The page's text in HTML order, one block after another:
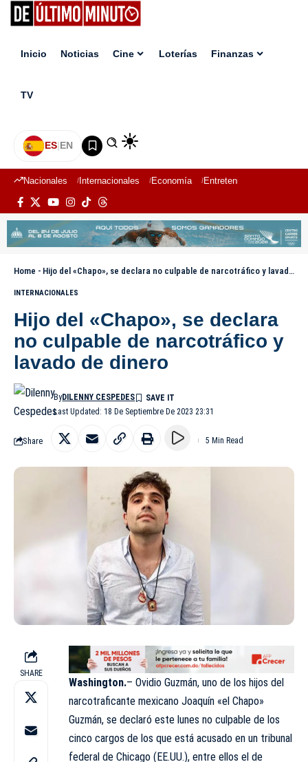
Inicio Noticias Cine Loterías Finanzas
TV
ES|EN
Nacionales Internacionales Economía Entretenimiento
Home - Hijo del «Chapo», se declara no culpable de narcotráfico y lavado de dinero
INTERNACIONALES
Hijo del «Chapo», se declara
no culpable de narcotráfico y
lavado de dinero
Last Updated: 18 De Septiembre De 2023 23:31
ByDILENNY CESPEDES
Share 5 Min Read
SHARE
Washington.– Ovidio Guzmán, uno de los hijos del
narcotraficante mexicano Joaquín «el Chapo»
Guzmán, se declaró este lunes no culpable de los
cinco cargos de los que está acusado en un tribunal
federal de Chicago (EE.UU.), entre ellos el de